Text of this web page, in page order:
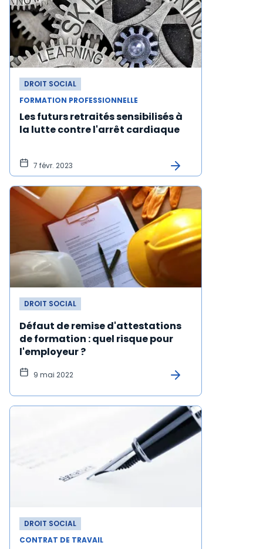
DROIT SOCIAL
FORMATION PROFESSIONNELLE
Les futurs retraités sensibilisés à
la lutte contre l'arrêt cardiaque
7 févr. 2023
DROIT SOCIAL
Défaut de remise d'attestations
de formation : quel risque pour
l'employeur ?
9 mai 2022
DROIT SOCIAL
CONTRAT DE TRAVAIL